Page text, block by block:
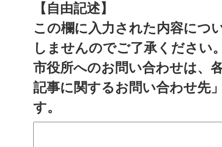
【自由記述】
この欄に入力された内容につ
しませんのでご了承ください
市役所へのお問い合わせは、
記事に関するお問い合わせ先
す。